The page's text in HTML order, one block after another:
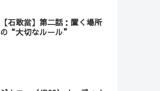
【石敢當】第二話：置く場所
の“大切なルール”